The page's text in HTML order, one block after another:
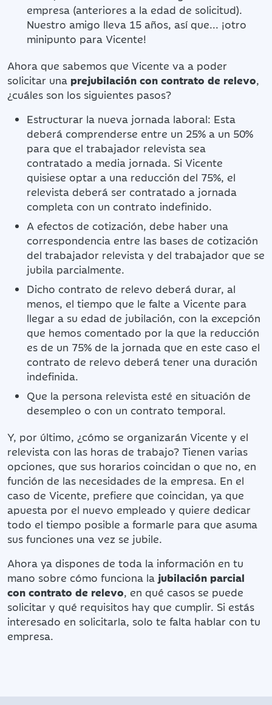
empresa (anteriores a la edad de solicitud).
Nuestro amigo lleva 15 años, así que... ¡otro
minipunto para Vicente!
Ahora que sabemos que Vicente va a poder
solicitar una prejubilación con contrato de relevo,
¿cuáles son los siguientes pasos?
Estructurar la nueva jornada laboral: Esta
deberá comprenderse entre un 25% a un 50%
para que el trabajador relevista sea
contratado a media jornada. Si Vicente
quisiese optar a una reducción del 75%, el
relevista deberá ser contratado a jornada
completa con un contrato indefinido.
A efectos de cotización, debe haber una
correspondencia entre las bases de cotización
del trabajador relevista y del trabajador que se
jubila parcialmente.
Dicho contrato de relevo deberá durar, al
menos, el tiempo que le falte a Vicente para
llegar a su edad de jubilación, con la excepción
que hemos comentado por la que la reducción
es de un 75% de la jornada que en este caso el
contrato de relevo deberá tener una duración
indefinida.
Que la persona relevista esté en situación de
desempleo o con un contrato temporal.
Y, por último, ¿cómo se organizarán Vicente y el
relevista con las horas de trabajo? Tienen varias
opciones, que sus horarios coincidan o que no, en
función de las necesidades de la empresa. En el
caso de Vicente, prefiere que coincidan, ya que
apuesta por el nuevo empleado y quiere dedicar
todo el tiempo posible a formarle para que asuma
sus funciones una vez se jubile.
Ahora ya dispones de toda la información en tu
mano sobre cómo funciona la jubilación parcial
con contrato de relevo, en qué casos se puede
solicitar y qué requisitos hay que cumplir. Si estás
interesado en solicitarla, solo te falta hablar con tu
empresa.